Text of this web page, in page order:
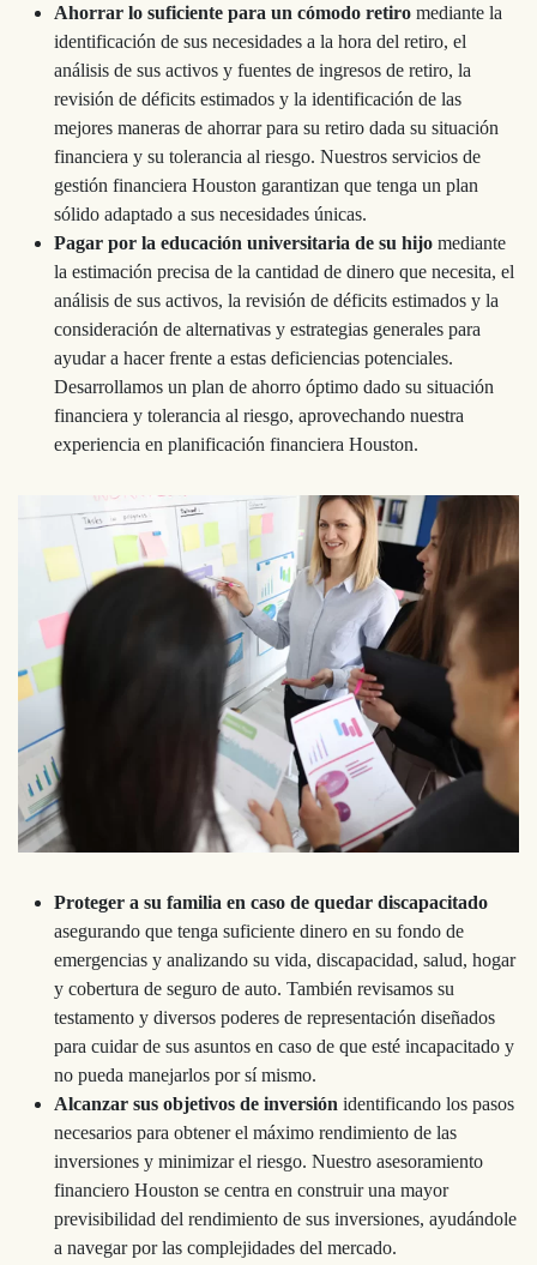
Ahorrar lo suficiente para un cómodo retiro mediante la
identificación de sus necesidades a la hora del retiro, el
análisis de sus activos y fuentes de ingresos de retiro, la
revisión de déficits estimados y la identificación de las
mejores maneras de ahorrar para su retiro dada su situación
financiera y su tolerancia al riesgo. Nuestros servicios de
gestión financiera Houston garantizan que tenga un plan
sólido adaptado a sus necesidades únicas.
Pagar por la educación universitaria de su hijo mediante
la estimación precisa de la cantidad de dinero que necesita, el
análisis de sus activos, la revisión de déficits estimados y la
consideración de alternativas y estrategias generales para
ayudar a hacer frente a estas deficiencias potenciales.
Desarrollamos un plan de ahorro óptimo dado su situación
financiera y tolerancia al riesgo, aprovechando nuestra
experiencia en planificación financiera Houston.
Proteger a su familia en caso de quedar discapacitado
asegurando que tenga suficiente dinero en su fondo de
emergencias y analizando su vida, discapacidad, salud, hogar
y cobertura de seguro de auto. También revisamos su
testamento y diversos poderes de representación diseñados
para cuidar de sus asuntos en caso de que esté incapacitado y
no pueda manejarlos por sí mismo.
Alcanzar sus objetivos de inversión identificando los pasos
necesarios para obtener el máximo rendimiento de las
inversiones y minimizar el riesgo. Nuestro asesoramiento
financiero Houston se centra en construir una mayor
previsibilidad del rendimiento de sus inversiones, ayudándole
a navegar por las complejidades del mercado.